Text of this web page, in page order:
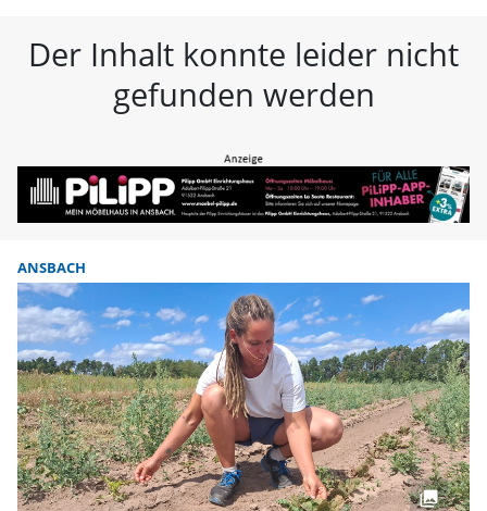
Der Inhalt konnte leider nicht
gefunden werden
ANSBACH